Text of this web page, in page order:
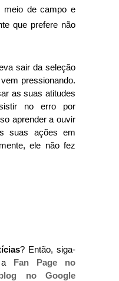
meio de campo e
que prefere não
sair da seleção
pressionando.
as suas atitudes
no erro por
aprender a ouvir
suas ações em
ele não fez
? Então, siga-
a Fan Page no
no Google